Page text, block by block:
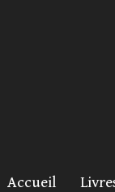
Accueil